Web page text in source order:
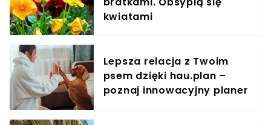
kwiatami
Lepsza relacja z Twoim
psem dzięki hau.plan –
poznaj innowacyjny planer